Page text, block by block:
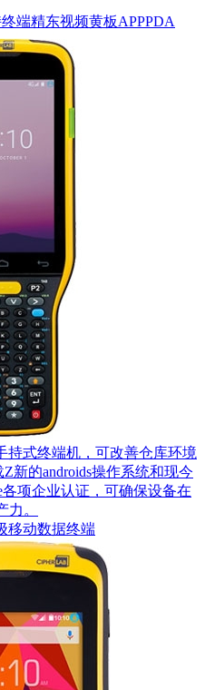
端精东视频黄板APPPDA
式终端机，可改善仓库环境
Z新的androids操作系统和现今
项企业认证，可确保设备在
。
移动数据终端